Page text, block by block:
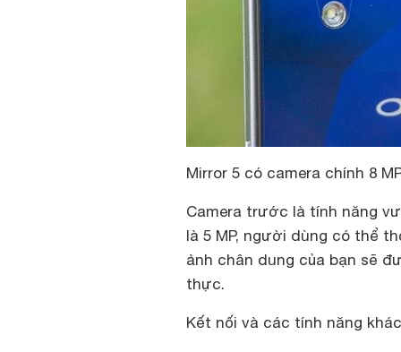
Mirror 5 có camera chính 8
Camera trước là tính năng
là 5 MP, người dùng có thể
ảnh chân dung của bạn sẽ
thực.
Kết nối và các tính năng